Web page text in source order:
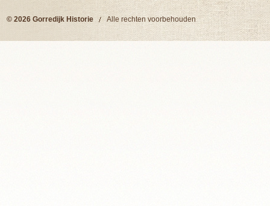
© 2026 Gorredijk Historie Alle rechten voorbehouden